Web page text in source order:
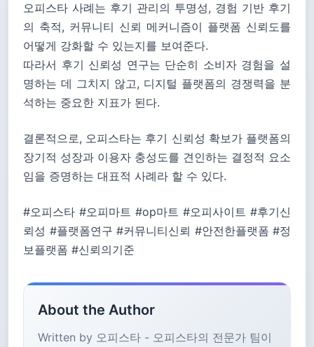
오피스타 사례는 후기 관리의 투명성, 경험 기반 후기
의 축적, 커뮤니티 신뢰 메커니즘이 플랫폼 신뢰도를
어떻게 강화할 수 있는지를 보여준다.
따라서 후기 신뢰성 연구는 단순히 소비자 경험을 설
명하는 데 그치지 않고, 디지털 플랫폼의 경쟁력을 분
석하는 중요한 지표가 된다.
결론적으로, 오피스타는 후기 신뢰성 확보가 플랫폼의
장기적 성장과 이용자 충성도를 견인하는 결정적 요소
임을 증명하는 대표적 사례라 할 수 있다.
#오피스타 #오피마트 #op마트 #오피사이트 #후기신
뢰성 #플랫폼연구 #커뮤니티신뢰 #안전한플랫폼 #정
보플랫폼 #신뢰의기준
About the Author
Written by 오피스타 - 오피스타의 전문가 팀이